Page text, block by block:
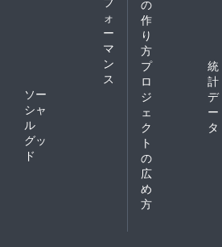
ォ
ー
マ
ン
ス
ソー
シャ
ル
グッ
ド
の
作
り
方
プ
ロ
ジ
ェ
ク
ト
の
広
め
方
統
計
デ
ー
タ